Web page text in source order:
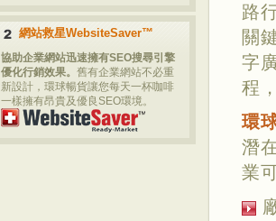
路
關
字
程
環
潛
業
網站救星WebsiteSaver™
協助企業網站迅速擁有SEO搜尋引擎
優化行銷效果。 舊有企業網站不必重
新設計，環球暢貨讓您每天一杯咖啡
一樣擁有昂貴及優良SEO環境。